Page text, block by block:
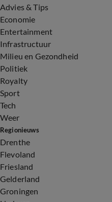
Advies & Tips
Economie
Entertainment
Infrastructuur
Milieu en Gezondheid
Politiek
Royalty
Sport
Tech
Weer
Regionieuws
Drenthe
Flevoland
Friesland
Gelderland
Groningen